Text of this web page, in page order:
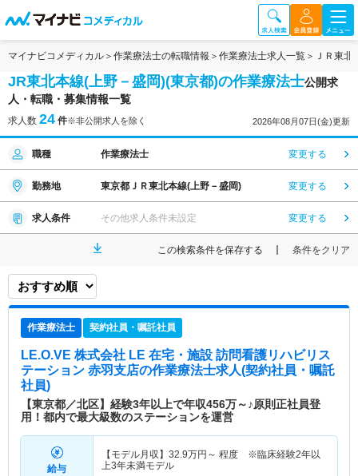
マイナビコメディカル 作業療法士の転職情報 作業療法士求人一覧 ＪＲ東
JR東北本線(上野－盛岡)(東京都)の作業療法士公開求
人・転職・募集情報一覧
求人数 24 件※非公開求人を除く 2026年08月07日(金)更新
職種 作業療法士 変更する
勤務地 東京都ＪＲ東北本線(上野－盛岡) 変更する
求人条件 その他求人条件未設定 変更する
この検索条件を保存する 条件をクリア
作業療法士 契約社員・嘱託社員
LE.O.VE 株式会社 LE 在宅・施設 訪問看護リハビリス
テーション 赤羽支店の作業療法士求人(契約社員・嘱託
社員)
【東京都／北区】経験3年以上で年収456万～♪原則正社員登
用！都内で最大級数のステーションを運営
給与
【モデル月収】 32.9万円～ 程度 ※臨床経験2年以
上3年未満モデル